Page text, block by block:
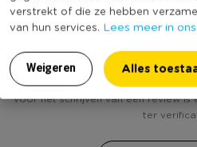
verstrekt of die ze hebben
van hun services. Lees meer in
Weigeren Alles
Heb jij Ananas LED-
Voor het schrijven van een review is
ter